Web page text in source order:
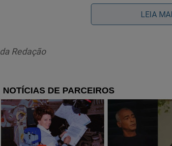
“[Sobre] os problemas passados:
nada na época”, disse Weintraub.
afirmando que o convidado deveria se comportar
Randolfe Rodrigues é de fato um exímio
Confira:
LEIA
da Redação